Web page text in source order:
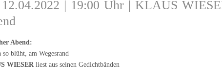
| 19:00 Uhr | KLAUS
Abend:
so blüht, am Wegesrand
WIESER liest aus seinen Gedichtbänden